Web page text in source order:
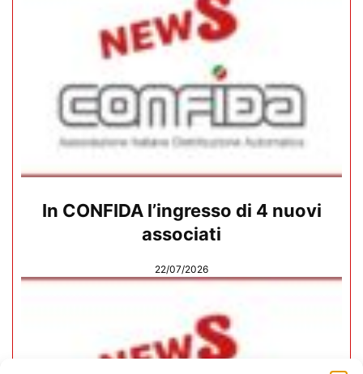
In CONFIDA l’ingresso di 4 nuovi
associati
22/07/2026